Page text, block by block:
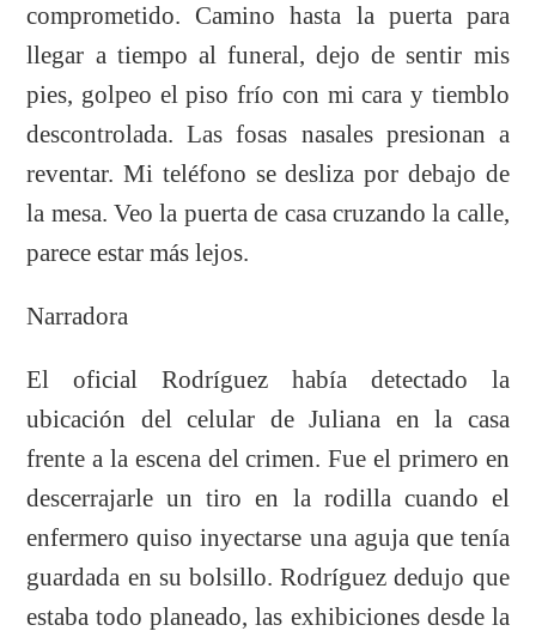
comprometido. Camino hasta la puerta para
llegar a tiempo al funeral, dejo de sentir mis
pies, golpeo el piso frío con mi cara y tiemblo
descontrolada. Las fosas nasales presionan a
reventar. Mi teléfono se desliza por debajo de
la mesa. Veo la puerta de casa cruzando la calle,
parece estar más lejos.
Narradora
El oficial Rodríguez había detectado la
ubicación del celular de Juliana en la casa
frente a la escena del crimen. Fue el primero en
descerrajarle un tiro en la rodilla cuando el
enfermero quiso inyectarse una aguja que tenía
guardada en su bolsillo. Rodríguez dedujo que
estaba todo planeado, las exhibiciones desde la